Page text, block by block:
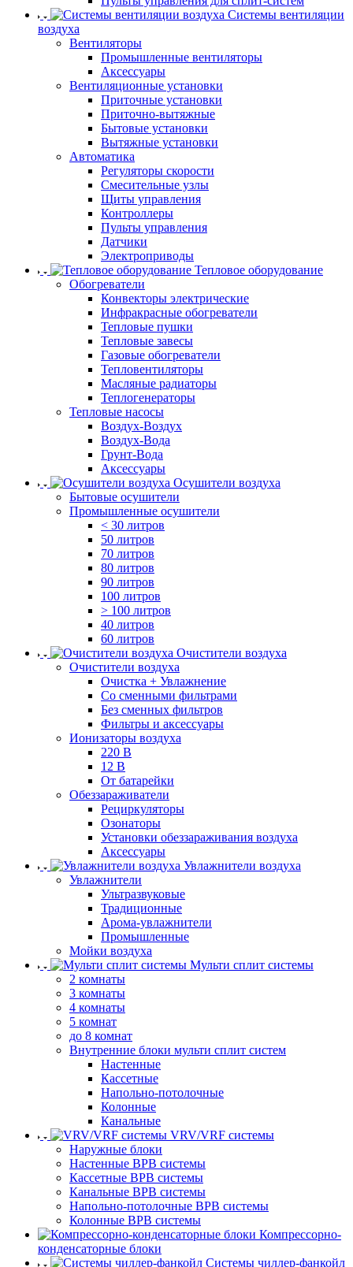
Системы вентиляции
воздуха
Вентиляторы
Промышленные вентиляторы
Аксессуары
Вентиляционные установки
Приточные установки
Приточно-вытяжные
Бытовые установки
Вытяжные установки
Автоматика
Регуляторы скорости
Смесительные узлы
Щиты управления
Контроллеры
Пульты управления
Датчики
Электроприводы
Тепловое оборудование
Обогреватели
Конвекторы электрические
Инфракрасные обогреватели
Тепловые пушки
Тепловые завесы
Газовые обогреватели
Тепловентиляторы
Масляные радиаторы
Теплогенераторы
Тепловые насосы
Воздух-Воздух
Воздух-Вода
Грунт-Вода
Аксессуары
Осушители воздуха
Бытовые осушители
Промышленные осушители
< 30 литров
50 литров
70 литров
80 литров
90 литров
100 литров
> 100 литров
40 литров
60 литров
Очистители воздуха
Очистители воздуха
Очистка + Увлажнение
Cо сменными фильтрами
Без сменных фильтров
Фильтры и аксессуары
Ионизаторы воздуха
220 В
12 В
От батарейки
Обеззараживатели
Рециркуляторы
Озонаторы
Установки обеззараживания воздуха
Аксессуары
Увлажнители воздуха
Увлажнители
Ультразвуковые
Традиционные
Арома-увлажнители
Промышленные
Мойки воздуха
Мульти сплит системы
2 комнаты
3 комнаты
4 комнаты
5 комнат
до 8 комнат
Внутренние блоки мульти сплит систем
Настенные
Кассетные
Напольно-потолочные
Колонные
Канальные
VRV/VRF системы
Наружные блоки
Настенные ВРВ системы
Кассетные ВРВ системы
Канальные ВРВ системы
Напольно-потолочные ВРВ системы
Колонные ВРВ системы
Компрессорно-
конденсаторные блоки
Системы чиллер-фанкойл